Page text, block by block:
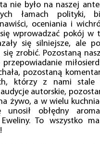
nie było na naszej
łamach polityki,
oceniania i
wprowadzać pokój w
się silniejsze, ale
zrobić. Pozostaną
przepowiadanie
pozostaną
którzy z nami stale
autorskie,
żywo, a w wielu
unosił obłędny
To wszystko